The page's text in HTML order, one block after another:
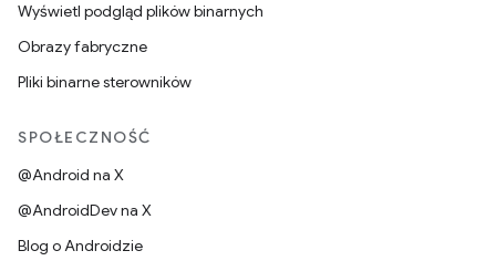
Wyświetl podgląd plików binarnych
Obrazy fabryczne
Pliki binarne sterowników
SPOŁECZNOŚĆ
@Android na X
@AndroidDev na X
Blog o Androidzie